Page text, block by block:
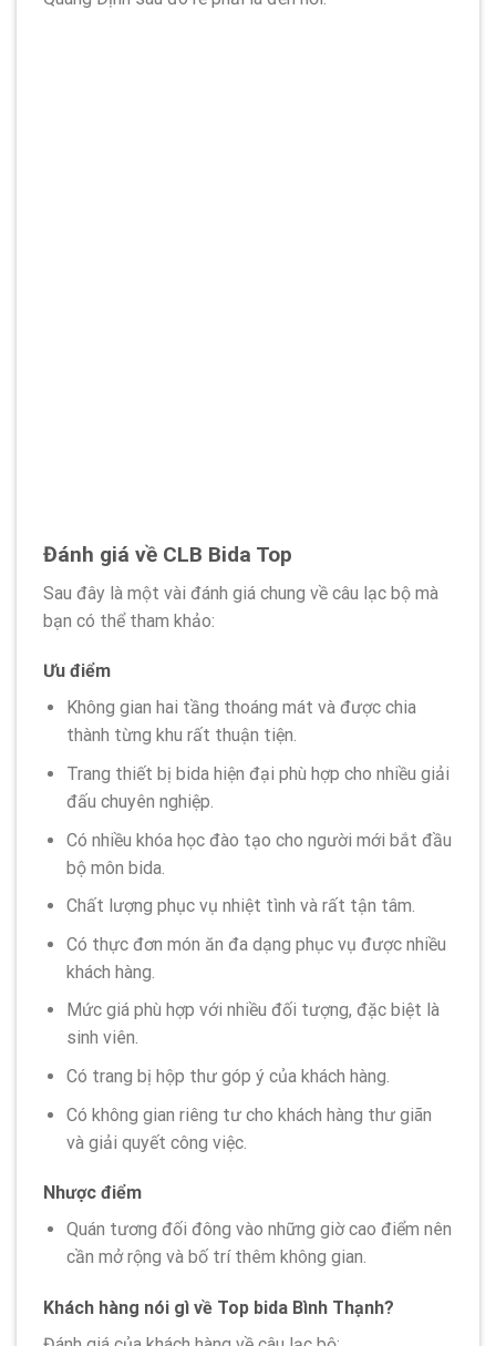
Đánh giá về CLB Bida Top
Sau đây là một vài đánh giá chung về câu lạc bộ mà
bạn có thể tham khảo:
Ưu điểm
Không gian hai tầng thoáng mát và được chia
thành từng khu rất thuận tiện.
Trang thiết bị bida hiện đại phù hợp cho nhiều giải
đấu chuyên nghiệp.
Có nhiều khóa học đào tạo cho người mới bắt đầu
bộ môn bida.
Chất lượng phục vụ nhiệt tình và rất tận tâm.
Có thực đơn món ăn đa dạng phục vụ được nhiều
khách hàng.
Mức giá phù hợp với nhiều đối tượng, đặc biệt là
sinh viên.
Có trang bị hộp thư góp ý của khách hàng.
Có không gian riêng tư cho khách hàng thư giãn
và giải quyết công việc.
Nhược điểm
Quán tương đối đông vào những giờ cao điểm nên
cần mở rộng và bố trí thêm không gian.
Khách hàng nói gì về Top bida Bình Thạnh?